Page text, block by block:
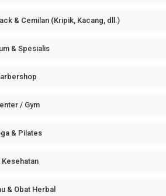
& Cemilan (Kripik, Kacang, dll.)
& Spesialis
/ Gym
& Pilates
& Obat Herbal